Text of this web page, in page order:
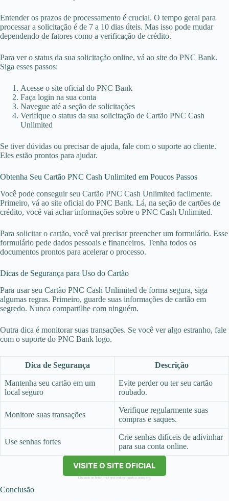
Entender os prazos de processamento é crucial. O tempo geral para
processar a solicitação é de 7 a 10 dias úteis. Mas isso pode mudar
dependendo de fatores como a verificação de crédito.
Para ver o status da sua solicitação online, vá ao site do PNC Bank.
Siga esses passos:
Acesse o site oficial do PNC Bank
Faça login na sua conta
Navegue até a seção de solicitações
Verifique o status da sua solicitação de Cartão PNC Cash
Unlimited
Se tiver dúvidas ou precisar de ajuda, fale com o suporte ao cliente.
Eles estão prontos para ajudar.
Obtenha Seu Cartão PNC Cash Unlimited em Poucos Passos
Você pode conseguir seu Cartão PNC Cash Unlimited facilmente.
Primeiro, vá ao site oficial do PNC Bank. Lá, na seção de cartões de
crédito, você vai achar informações sobre o PNC Cash Unlimited.
Para solicitar o cartão, você vai precisar preencher um formulário. Esse
formulário pede dados pessoais e financeiros. Tenha todos os
documentos prontos para acelerar o processo.
Dicas de Segurança para Uso do Cartão
Para usar seu Cartão PNC Cash Unlimited de forma segura, siga
algumas regras. Primeiro, guarde suas informações de cartão em
segredo. Nunca compartilhe com ninguém.
Outra dica é monitorar suas transações. Se você ver algo estranho, fale
com o suporte do PNC Bank logo.
Dica de Segurança Descrição
Mantenha seu cartão em um
local seguro
Evite perder ou ter seu cartão
roubado.
Monitore suas transações
Verifique regularmente suas
compras e saques.
Use senhas fortes
Crie senhas difíceis de adivinhar
para sua conta online.
VISITE O SITE OFICIAL
Clicando no botão você será redirecionado a outro site.
Conclusão